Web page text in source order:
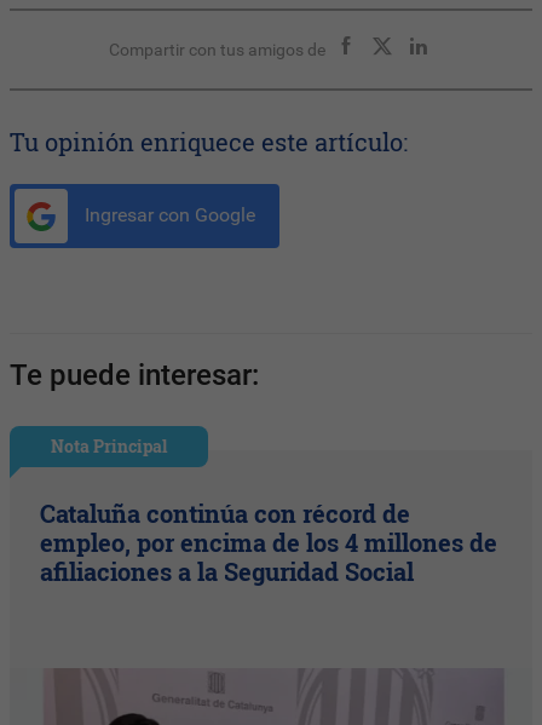
Compartir con tus amigos de
Tu opinión enriquece este artículo:
Ingresar con Google
Te puede interesar:
Nota Principal
Cataluña continúa con récord de
empleo, por encima de los 4 millones de
afiliaciones a la Seguridad Social